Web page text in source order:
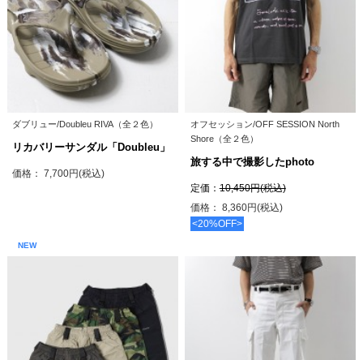
ダブリュー/Doubleu RIVA（全２色）
リカバリーサンダル「Doubleu」
価格： 7,700円(税込)
オフセッション/OFF SESSION North
Shore（全２色）
旅する中で撮影したphoto
定価：10,450円(税込)
価格： 8,360円(税込)
<20%OFF>
NEW